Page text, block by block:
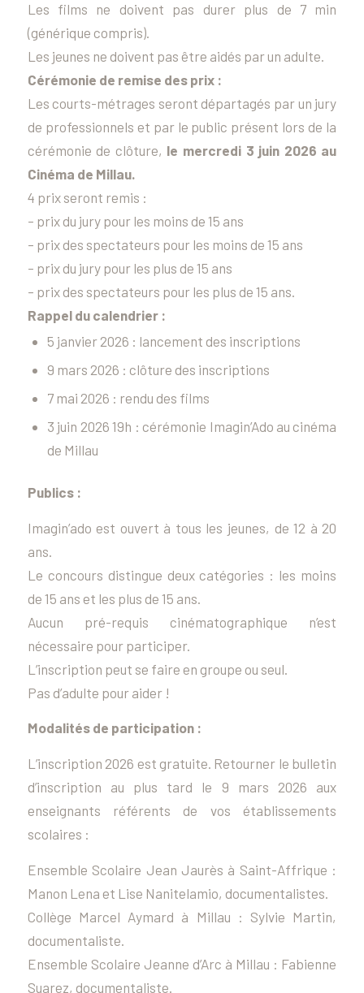
Les films ne doivent pas durer plus de 7 min
(générique compris).
Les jeunes ne doivent pas être aidés par un adulte.
Cérémonie de remise des prix :
Les courts-métrages seront départagés par un jury
de professionnels et par le public présent lors de la
cérémonie de clôture, le mercredi 3 juin 2026 au
Cinéma de Millau.
4 prix seront remis :
– prix du jury pour les moins de 15 ans
– prix des spectateurs pour les moins de 15 ans
– prix du jury pour les plus de 15 ans
– prix des spectateurs pour les plus de 15 ans.
Rappel du calendrier :
5 janvier 2026 : lancement des inscriptions
9 mars 2026 : clôture des inscriptions
7 mai 2026 : rendu des films
3 juin 2026 19h : cérémonie Imagin’Ado au cinéma
de Millau
Publics :
Imagin’ado est ouvert à tous les jeunes, de 12 à 20
ans.
Le concours distingue deux catégories : les moins
de 15 ans et les plus de 15 ans.
Aucun pré-requis cinématographique n’est
nécessaire pour participer.
L’inscription peut se faire en groupe ou seul.
Pas d’adulte pour aider !
Modalités de participation :
L’inscription 2026 est gratuite. Retourner le bulletin
d’inscription au plus tard le 9 mars 2026 aux
enseignants référents de vos établissements
scolaires :
Ensemble Scolaire Jean Jaurès à Saint-Affrique :
Manon Lena et Lise Nanitelamio, documentalistes.
Collège Marcel Aymard à Millau : Sylvie Martin,
documentaliste.
Ensemble Scolaire Jeanne d’Arc à Millau : Fabienne
Suarez, documentaliste.